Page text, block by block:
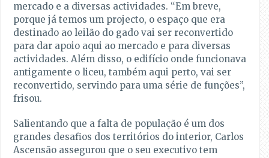
mercado e a diversas actividades. “Em breve,
porque já temos um projecto, o espaço que era
destinado ao leilão do gado vai ser reconvertido
para dar apoio aqui ao mercado e para diversas
actividades. Além disso, o edifício onde funcionava
antigamente o liceu, também aqui perto, vai ser
reconvertido, servindo para uma série de funções”,
frisou.
Salientando que a falta de população é um dos
grandes desafios dos territórios do interior, Carlos
Ascensão assegurou que o seu executivo tem